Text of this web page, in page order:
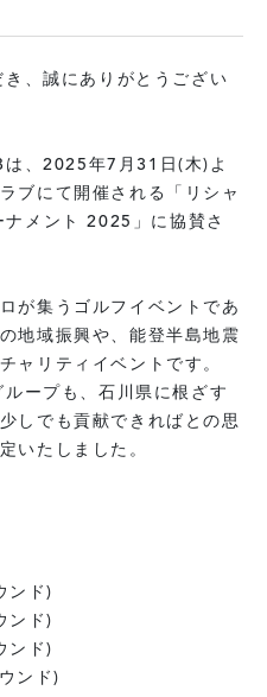
、誠にありがとうござい
、2025年7月31日(木)よ
ブにて開催される「リシャ
メント 2025」に協賛さ
が集うゴルフイベントであ
地域振興や、能登半島地震
ャリティイベントです。
ープも、石川県に根ざす
しでも貢献できればとの思
いたしました。
ンド)
ンド)
ンド)
ンド)